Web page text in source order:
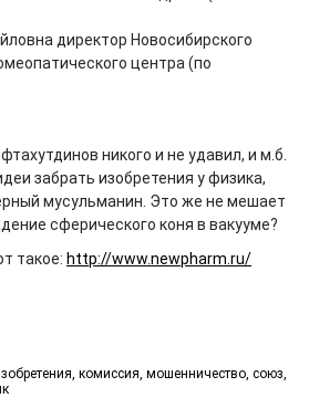
директор Новосибирского
центра (по
никого и не удавил, и м.б.
забрать изобретения у физика,
мусульманин. Это же не мешает
сферического коня в вакууме?
такое: http://www.newpharm.ru/
, комиссия, мошенничество, союз,